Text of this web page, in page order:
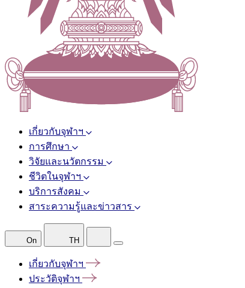
เกี่ยวกับจุฬาฯ
การศึกษา
วิจัยและนวัตกรรม
ชีวิตในจุฬาฯ
บริการสังคม
สาระความรู้และข่าวสาร
On TH
เกี่ยวกับจุฬาฯ
ประวัติจุฬาฯ